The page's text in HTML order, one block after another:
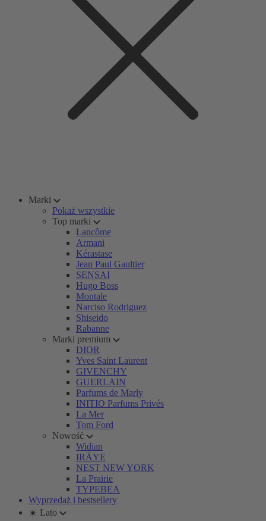
Marki
Pokaż wszystkie
Top marki
Lancôme
Armani
Kérastase
Jean Paul Gaultier
SENSAI
Hugo Boss
Montale
Narciso Rodriguez
Shiseido
Rabanne
Marki premium
DIOR
Yves Saint Laurent
GIVENCHY
GUERLAIN
Parfums de Marly
INITIO Parfums Privés
La Mer
Tom Ford
Nowość
Widian
IRÄYE
NEST NEW YORK
La Prairie
TYPEBEA
Wyprzedaż i bestsellery
☀️ Lato